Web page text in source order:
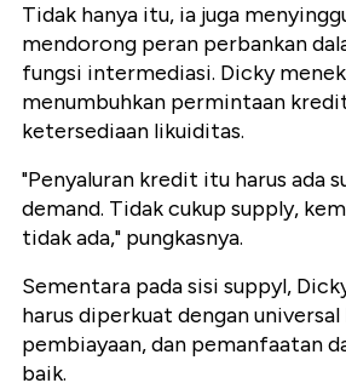
Tidak hanya itu, ia juga
mendorong peran perbankan
fungsi intermediasi. Dicky
menumbuhkan permintaan
ketersediaan likuiditas.
"Penyaluran kredit itu harus ada
demand. Tidak cukup supply,
tidak ada," pungkasnya.
Sementara pada sisi suppyl,
harus diperkuat dengan
pembiayaan, dan pemanfaatan
baik.